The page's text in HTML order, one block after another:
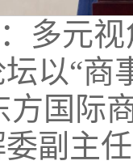
多元
以“商
方国际
委副主